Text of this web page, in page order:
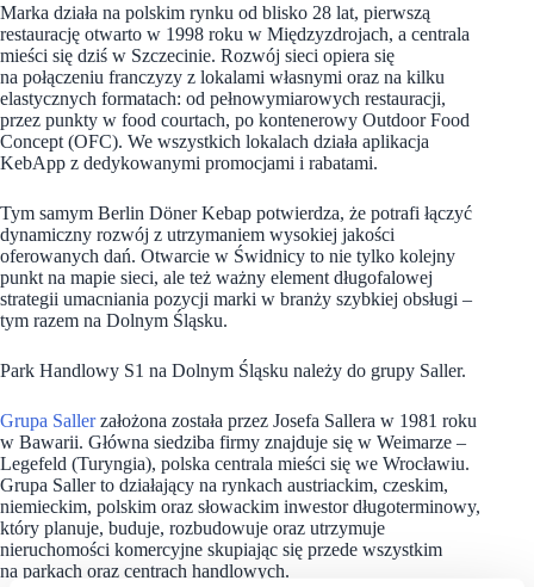
Marka działa na polskim rynku od blisko 28 lat, pierwszą
restaurację otwarto w 1998 roku w Międzyzdrojach, a centrala
mieści się dziś w Szczecinie. Rozwój sieci opiera się
na połączeniu franczyzy z lokalami własnymi oraz na kilku
elastycznych formatach: od pełnowymiarowych restauracji,
przez punkty w food courtach, po kontenerowy Outdoor Food
Concept (OFC). We wszystkich lokalach działa aplikacja
KebApp z dedykowanymi promocjami i rabatami.
Tym samym Berlin Döner Kebap potwierdza, że potrafi łączyć
dynamiczny rozwój z utrzymaniem wysokiej jakości
oferowanych dań. Otwarcie w Świdnicy to nie tylko kolejny
punkt na mapie sieci, ale też ważny element długofalowej
strategii umacniania pozycji marki w branży szybkiej obsługi –
tym razem na Dolnym Śląsku.
Park Handlowy S1 na Dolnym Śląsku należy do grupy Saller.
Grupa Sallerzałożona została przez Josefa Sallera w 1981 roku
w Bawarii. Główna siedziba firmy znajduje się w Weimarze –
Legefeld (Turyngia), polska centrala mieści się we Wrocławiu.
Grupa Saller to działający na rynkach austriackim, czeskim,
niemieckim, polskim oraz słowackim inwestor długoterminowy,
który planuje, buduje, rozbudowuje oraz utrzymuje
nieruchomości komercyjne skupiając się przede wszystkim
na parkach oraz centrach handlowych.